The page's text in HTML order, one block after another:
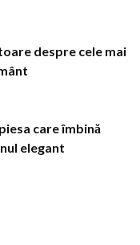
despre cele mai
care îmbină
elegant